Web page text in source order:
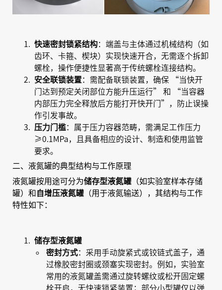
快速密封锁紧结构：端盖与主体通过机械结构（如
齿环、卡箍、楔块）实现快速开合，无需逐个拆卸
螺栓，操作便捷性显著高于传统螺栓连接结构。
安全联锁装置：需配备联锁装置，确保 “当快开
门达到预定关闭部位方能升压运行” 和 “当容器
内部压力完全释放后方能打开快开门”，防止误操
作引发事故。
压力门槛：属于压力容器范畴，需满足工作压力
≥0.1MPa，且具备相应的设计、制造和使用监管
要求。
二、液氮罐的典型结构与工作原理
液氮罐按用途可分为储存型液氮罐
（如实验室样本存储
罐）和 自增压液氮罐
（用于液氮输送），其结构与工作
特性如下：
储存型液氮罐
密封方式：采用手动旋紧式或铰链式盖子，通
过橡胶密封圈或颈塞实现密封。例如，实验室
常用的液氮罐盖需通过旋转螺纹或松开固定螺
栓开启，无快速锁紧装置；部分小型罐仅以弹